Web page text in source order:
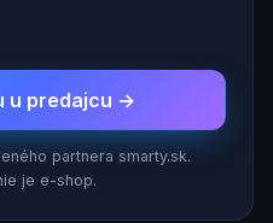
u predajcu →
partnera smarty.sk.
je e-shop.